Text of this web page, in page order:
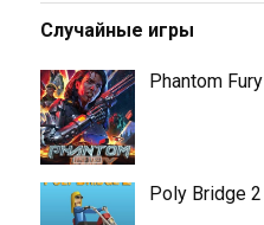
Случайные игры
Phantom Fury
Poly Bridge 2